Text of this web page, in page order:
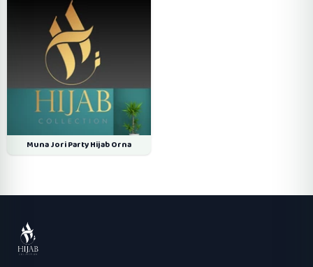
Muna Jori Party Hijab Orna